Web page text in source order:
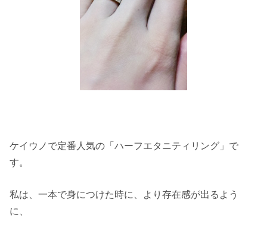
ケイウノで定番人気の「ハーフエタニティリング」で
す。
私は、一本で身につけた時に、より存在感が出るよう
に、